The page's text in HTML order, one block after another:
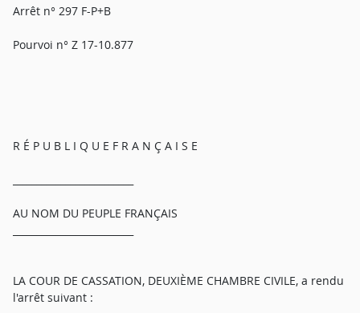
Arrêt n° 297 F-P+B
Pourvoi n° Z 17-10.877
R É P U B L I Q U E F R A N Ç A I S E
AU NOM DU PEUPLE FRANÇAIS
LA COUR DE CASSATION, DEUXIÈME CHAMBRE CIVILE, a rendu
l'arrêt suivant :